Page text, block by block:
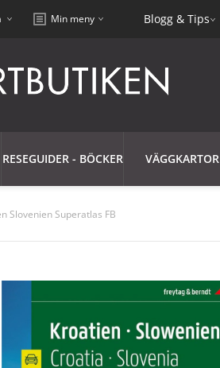
Min meny Blogg & Tips
RESEGUIDER - BÖCKER VÄGGKARTOR
Slovenien Superatlas FB